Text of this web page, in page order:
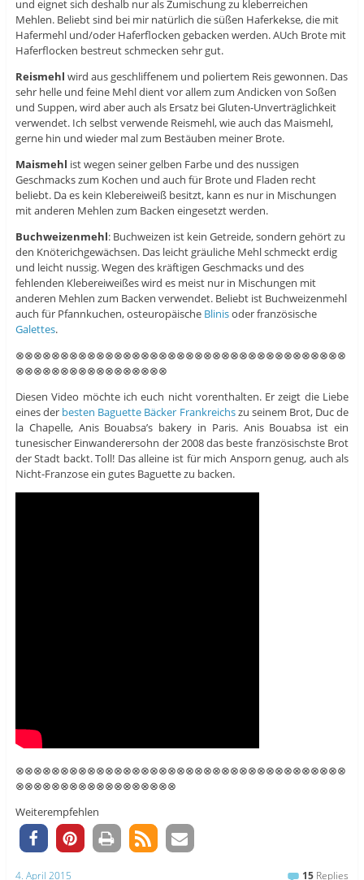
und eignet sich deshalb nur als Zumischung zu kleberreichen
Mehlen. Beliebt sind bei mir natürlich die süßen Haferkekse, die mit
Hafermehl und/oder Haferflocken gebacken werden. AUch Brote mit
Haferflocken bestreut schmecken sehr gut.
Reismehl wird aus geschliffenem und poliertem Reis gewonnen. Das
sehr helle und feine Mehl dient vor allem zum Andicken von Soßen
und Suppen, wird aber auch als Ersatz bei Gluten-Unverträglichkeit
verwendet. Ich selbst verwende Reismehl, wie auch das Maismehl,
gerne hin und wieder mal zum Bestäuben meiner Brote.
Maismehl ist wegen seiner gelben Farbe und des nussigen
Geschmacks zum Kochen und auch für Brote und Fladen recht
beliebt. Da es kein Klebereiweiß besitzt, kann es nur in Mischungen
mit anderen Mehlen zum Backen eingesetzt werden.
Buchweizenmehl: Buchweizen ist kein Getreide, sondern gehört zu
den Knöterichgewächsen. Das leicht gräuliche Mehl schmeckt erdig
und leicht nussig. Wegen des kräftigen Geschmacks und des
fehlenden Klebereiweißes wird es meist nur in Mischungen mit
anderen Mehlen zum Backen verwendet. Beliebt ist Buchweizenmehl
auch für Pfannkuchen, osteuropäische Blinisoder französische
Galettes.
⊗⊗⊗⊗⊗⊗⊗⊗⊗⊗⊗⊗⊗⊗⊗⊗⊗⊗⊗⊗⊗⊗⊗⊗⊗⊗⊗⊗⊗⊗⊗⊗⊗⊗⊗⊗⊗
⊗⊗⊗⊗⊗⊗⊗⊗⊗⊗⊗⊗⊗⊗⊗⊗⊗
Diesen Video möchte ich euch nicht vorenthalten. Er zeigt die Liebe
eines der besten Baguette Bäcker Frankreichszu seinem Brot, Duc de
la Chapelle, Anis Bouabsa’s bakery in Paris. Anis Bouabsa ist ein
tunesischer Einwanderersohn der 2008 das beste französischste Brot
der Stadt backt. Toll! Das alleine ist für mich Ansporn genug, auch als
Nicht-Franzose ein gutes Baguette zu backen.
⊗⊗⊗⊗⊗⊗⊗⊗⊗⊗⊗⊗⊗⊗⊗⊗⊗⊗⊗⊗⊗⊗⊗⊗⊗⊗⊗⊗⊗⊗⊗⊗⊗⊗⊗⊗⊗
⊗⊗⊗⊗⊗⊗⊗⊗⊗⊗⊗⊗⊗⊗⊗⊗⊗⊗
Weiterempfehlen
4. April 2015 15 Replies